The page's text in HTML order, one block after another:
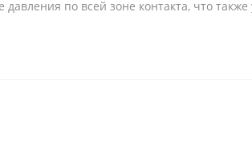
по всей зоне контакта, что